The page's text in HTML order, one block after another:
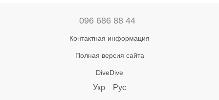
096 686 88 44
Контактная информация
Полная версия сайта
DiveDive
Укр Рус